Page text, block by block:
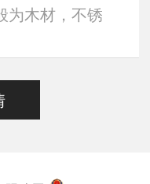
为木材，不锈